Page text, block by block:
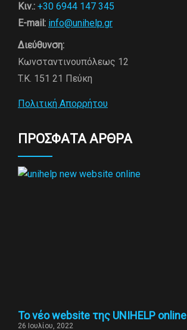
Κιν.: +30 6944 147 345
E-mail: info@unihelp.gr
Διεύθυνση:
Κωνσταντινουπόλεως 12
T.K. 151 21 Πεύκη
Πολιτική Απορρήτου
ΠΡΟΣΦΑΤΑ ΑΡΘΡΑ
To νέο website της UNIHELP online
26 Ιουλίου, 2022